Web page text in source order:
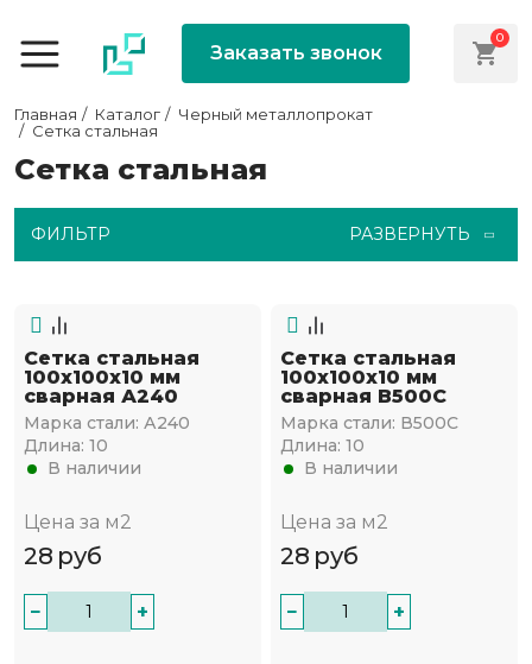
Заказать звонок
0
Главная Каталог
Черный металлопрокат
Сетка стальная
Сетка стальная
ФИЛЬТР РАЗВЕРНУТЬ
Сетка стальная
100х100х10 мм
сварная А240
Марка стали: А240
Длина: 10
В наличии
Цена за м2
28 руб
− +
Сетка стальная
100х100х10 мм
сварная В500С
Марка стали: В500С
Длина: 10
В наличии
Цена за м2
28 руб
− +